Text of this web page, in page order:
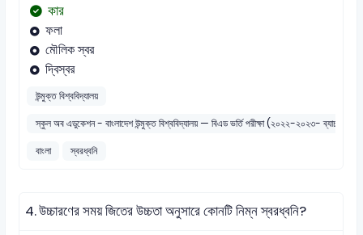
কার
ফলা
মৌলিক স্বর
দ্বিস্বর
উন্মুক্ত বিশ্ববিদ্যালয়
স্কুল অব এডুকেশন - বাংলাদেশ উন্মুক্ত বিশ্ববিদ্যালয় — বিএড ভর্তি পরীক্ষা (২০২২-২০২৩-
বাংলা
স্বরধ্বনি
4.উচ্চারণের সময় জিতের উচ্চতা অনুসারে কোনটি নিম্ন স্বরধ্বনি?